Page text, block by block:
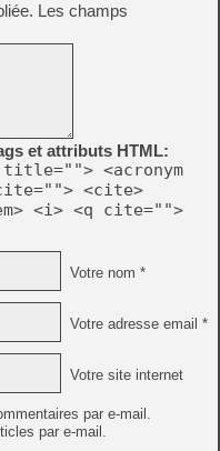
Les champs
et attributs HTML:
<acronym
<cite>
<i> <q cite="">
Votre nom *
Votre adresse email *
Votre site internet
par e-mail.
par e-mail.